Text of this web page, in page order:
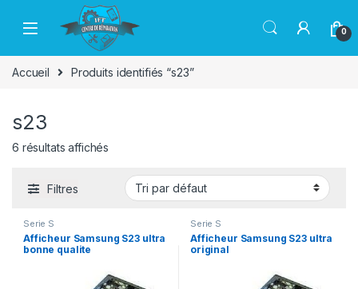
Passer à la navigation
Aller au contenu
0
Accueil Produits identifiés “s23”
s23
6 résultats affichés
Filtres
Serie S
Afficheur Samsung S23 ultra
bonne qualite
Serie S
Afficheur Samsung S23 ultra
original